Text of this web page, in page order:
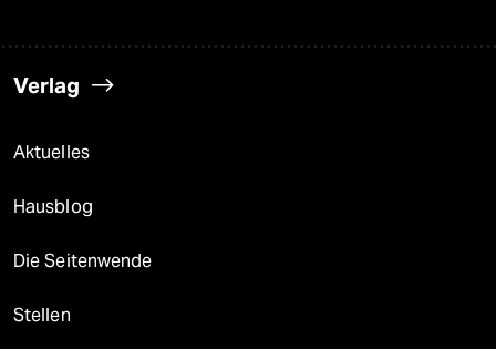
Verlag
Aktuelles
Hausblog
Die Seitenwende
Stellen